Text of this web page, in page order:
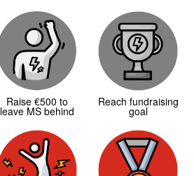
Raise €500 to
leave MS behind
Reach fundraising
goal